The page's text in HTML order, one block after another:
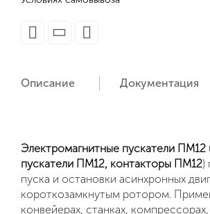
Описание Документация
Электромагнитные пускатели ПМ12
пускатели ПМ12, контакторы ПМ12)
пуска и остановки асинхронных
короткозамкнутым ротором.
конвейерах, станках,